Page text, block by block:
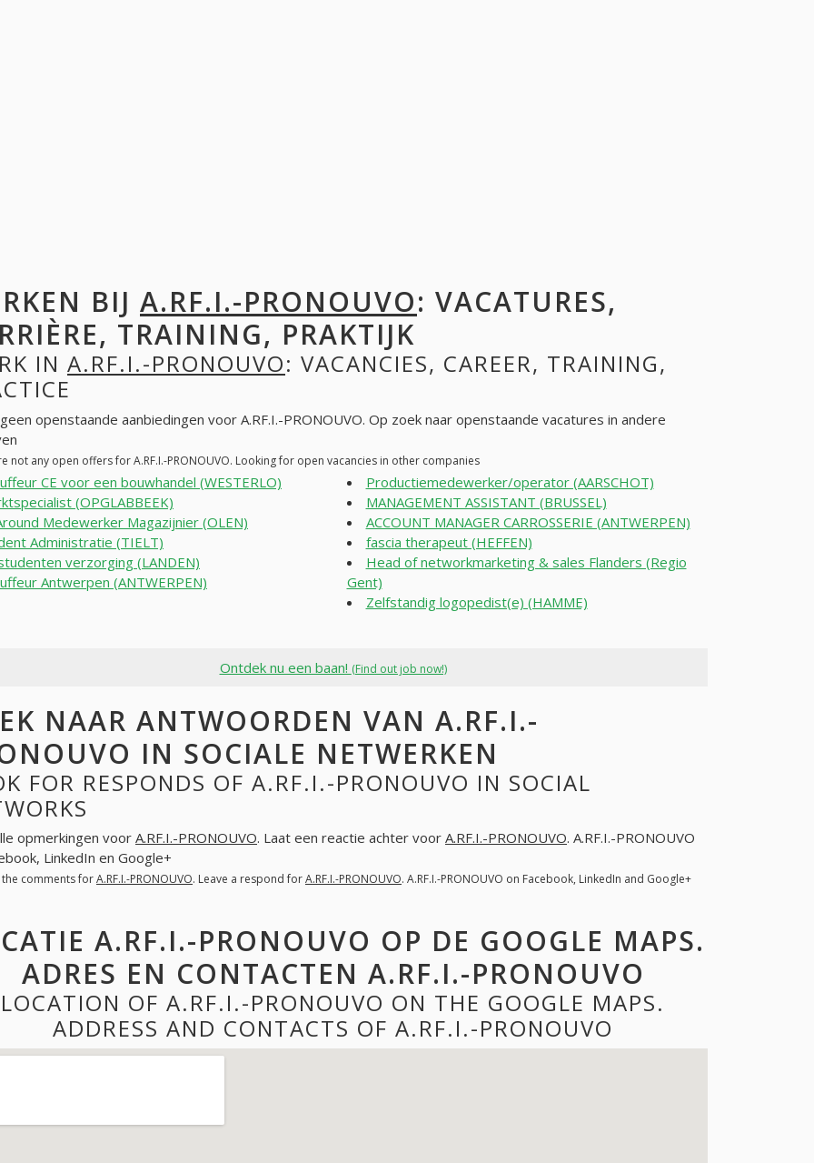
BIJ A.RF.I.-PRONOUVO: VACATURES,
TRAINING, PRAKTIJK
IN A.RF.I.-PRONOUVO: VACANCIES, CAREER, TRAINING,
openstaande aanbiedingen voor A.RF.I.-PRONOUVO. Op zoek naar openstaande vacatures in andere
not any open offers for A.RF.I.-PRONOUVO. Looking for open vacancies in other companies
CE voor een bouwhandel (WESTERLO)
(OPGLABBEEK)
Medewerker Magazijnier (OLEN)
Administratie (TIELT)
verzorging (LANDEN)
Antwerpen (ANTWERPEN)
Productiemedewerker/operator (AARSCHOT)
MANAGEMENT ASSISTANT (BRUSSEL)
ACCOUNT MANAGER CARROSSERIE (ANTWERPEN)
fascia therapeut (HEFFEN)
Head of networkmarketing & sales Flanders (Regio
Gent)
Zelfstandig logopedist(e) (HAMME)
Ontdek nu een baan! (Find out job now!)
NAAR ANTWOORDEN VAN A.RF.I.-
IN SOCIALE NETWERKEN
FOR RESPONDS OF A.RF.I.-PRONOUVO IN SOCIAL
opmerkingen voor A.RF.I.-PRONOUVO. Laat een reactie achter voor A.RF.I.-PRONOUVO. A.RF.I.-PRONOUVO
LinkedIn en Google+
the comments forA.RF.I.-PRONOUVO. Leave a respond forA.RF.I.-PRONOUVO. A.RF.I.-PRONOUVO on Facebook, LinkedIn and Google+
A.RF.I.-PRONOUVO OP DE GOOGLE MAPS.
ADRES EN CONTACTEN A.RF.I.-PRONOUVO
LOCATION OF A.RF.I.-PRONOUVO ON THE GOOGLE MAPS.
ADDRESS AND CONTACTS OF A.RF.I.-PRONOUVO